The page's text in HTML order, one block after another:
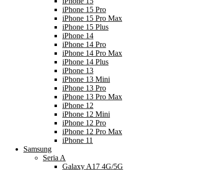
iPhone 15 Pro
iPhone 15 Pro Max
iPhone 15 Plus
iPhone 14
iPhone 14 Pro
iPhone 14 Pro Max
iPhone 14 Plus
iPhone 13
iPhone 13 Mini
iPhone 13 Pro
iPhone 13 Pro Max
iPhone 12
iPhone 12 Mini
iPhone 12 Pro
iPhone 12 Pro Max
iPhone 11
Samsung
Seria A
Galaxy A17 4G/5G